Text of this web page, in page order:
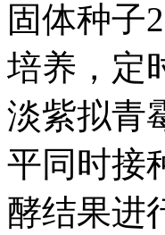
固体种子
培养，定
淡紫拟青
平同时接
酵结果进